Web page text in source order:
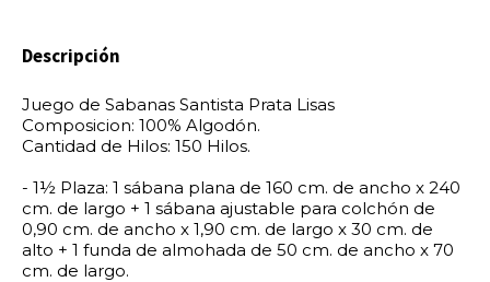
Descripción
Juego de Sabanas Santista Prata Lisas
Composicion: 100% Algodón.
Cantidad de Hilos: 150 Hilos.
- 1½ Plaza: 1 sábana plana de 160 cm. de ancho x 240
cm. de largo + 1 sábana ajustable para colchón de
0,90 cm. de ancho x 1,90 cm. de largo x 30 cm. de
alto + 1 funda de almohada de 50 cm. de ancho x 70
cm. de largo.